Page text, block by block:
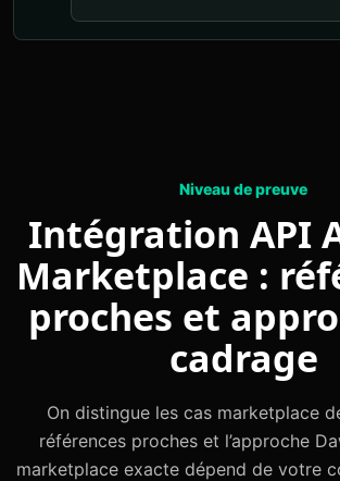
Niveau de preuve
Intégration API
Marketplace :
proches et
cadrage
On distingue les cas marketplace
références proches et l’approche
marketplace exacte dépend de votre